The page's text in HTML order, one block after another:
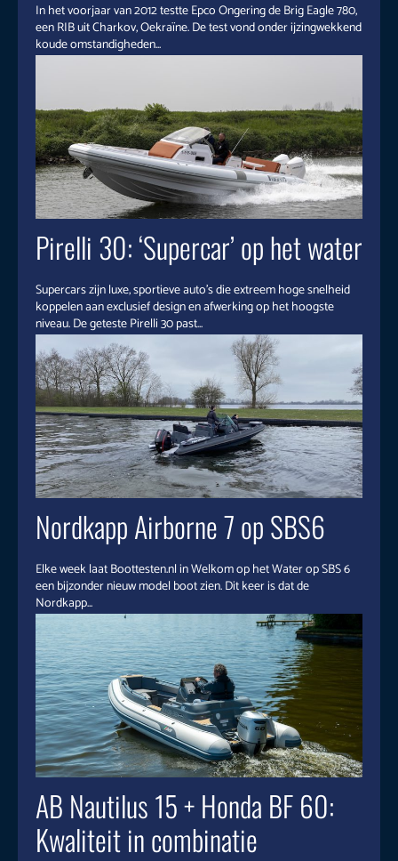
In het voorjaar van 2012 testte Epco Ongering de Brig Eagle 780,
een RIB uit Charkov, Oekraïne. De test vond onder ijzingwekkend
koude omstandigheden...
Pirelli 30: ‘Supercar’ op het water
Supercars zijn luxe, sportieve auto’s die extreem hoge snelheid
koppelen aan exclusief design en afwerking op het hoogste
niveau. De geteste Pirelli 30 past...
Nordkapp Airborne 7 op SBS6
Elke week laat Boottesten.nl in Welkom op het Water op SBS 6
een bijzonder nieuw model boot zien. Dit keer is dat de
Nordkapp...
AB Nautilus 15 + Honda BF 60:
Kwaliteit in combinatie